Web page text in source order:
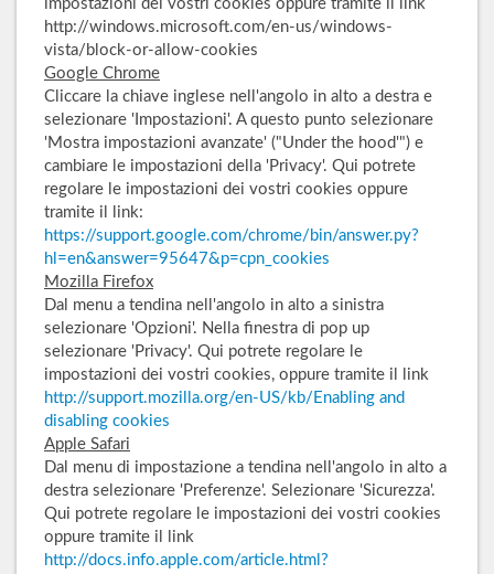
impostazioni dei vostri cookies oppure tramite il link
http://windows.microsoft.com/en-us/windows-
vista/block-or-allow-cookies
Google Chrome
Cliccare la chiave inglese nell'angolo in alto a destra e
selezionare 'Impostazioni'. A questo punto selezionare
'Mostra impostazioni avanzate' ("Under the hood'") e
cambiare le impostazioni della 'Privacy'. Qui potrete
regolare le impostazioni dei vostri cookies oppure
tramite il link:
https://support.google.com/chrome/bin/answer.py?
hl=en&answer=95647&p=cpn_cookies
Mozilla Firefox
Dal menu a tendina nell'angolo in alto a sinistra
selezionare 'Opzioni'. Nella finestra di pop up
selezionare 'Privacy'. Qui potrete regolare le
impostazioni dei vostri cookies, oppure tramite il link
http://support.mozilla.org/en-US/kb/Enabling and
disabling cookies
Apple Safari
Dal menu di impostazione a tendina nell'angolo in alto a
destra selezionare 'Preferenze'. Selezionare 'Sicurezza'.
Qui potrete regolare le impostazioni dei vostri cookies
oppure tramite il link
http://docs.info.apple.com/article.html?